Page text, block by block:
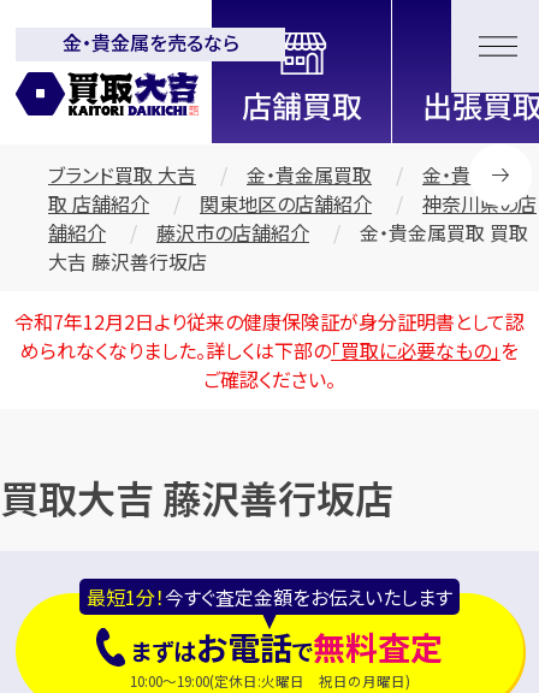
全国2200店舗以上展開中！
信頼と実績の買取専門店「買取大
吉」
金・貴金属を売るなら
ブランド買取 大吉 金・貴金属買取
金・貴金属買
取 店舗紹介
関東地区の店舗紹介
神奈川県の店
舗紹介
藤沢市の店舗紹介
金・貴金属買取 買取
大吉 藤沢善行坂店
令和7年12月2日より従来の健康保険証が身分証明書として認
められなくなりました。詳しくは下部の「買取に必要なもの」を
ご確認ください。
買取大吉 藤沢善行坂店
最短1分！今すぐ査定金額をお伝えいたします
まずはお電話で無料査定
10:00～19:00(定休日:火曜日 祝日の月曜日)